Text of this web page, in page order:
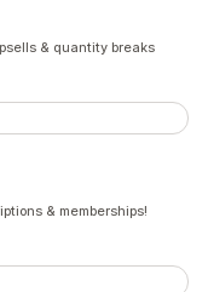
& quantity breaks
& memberships!